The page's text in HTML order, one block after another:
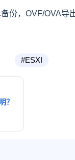
份，OVF/OVA导
#ESXI
？